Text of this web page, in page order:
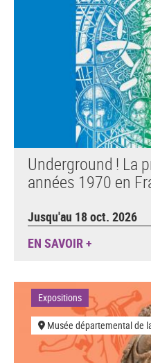
Underground ! La
années 1970 en
Jusqu'au 18 oct. 2026
EN SAVOIR +
Expositions
Musée départemental de